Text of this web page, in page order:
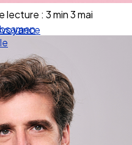
et Restructuring
lecture : 3 min3 mai